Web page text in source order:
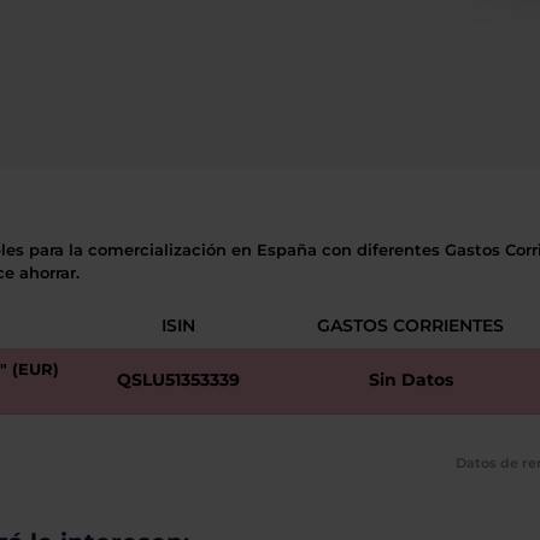
para la comercialización en España con diferentes Gastos
ahorrar.
ISIN GASTOS CORRIENTES
(EUR) QSLU51353339 Sin Datos
Datos de